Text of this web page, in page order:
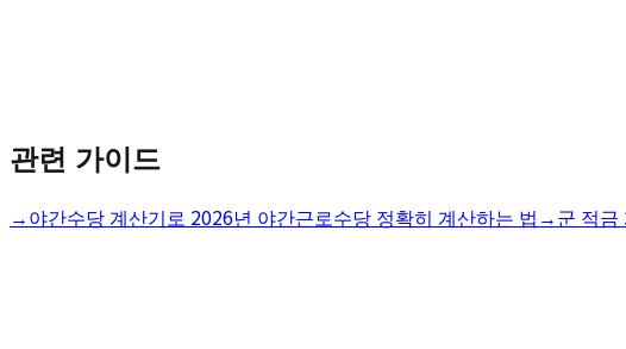
관련 가이드
→야간수당 계산기로 2026년 야간근로수당 정확히 계산하는 법 →군 적금